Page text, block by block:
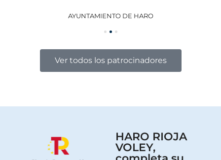
AYUNTAMIENTO DE HARO
Ver todos los patrocinadores
HARO RIOJA
VOLEY,